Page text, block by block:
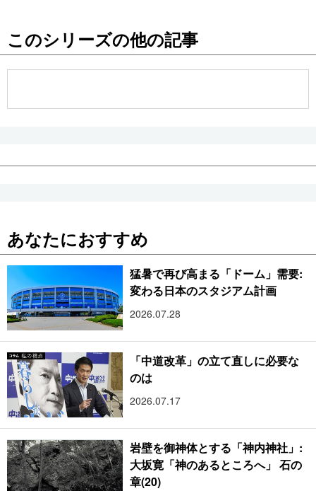
このシリーズの他の記事
あなたにおすすめ
猛暑で再び高まる「ドーム」需要:
変わる日本のスタジアム計画
2026.07.28
「中道改革」の立て直しに必要な
のは
2026.07.17
岩壁を御神体とする「神内神社」:
大坂寛「神のあるところへ」 石の
章(20)